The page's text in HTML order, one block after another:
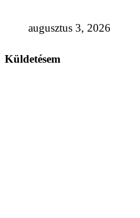
augusztus 3, 2026
Küldetésem